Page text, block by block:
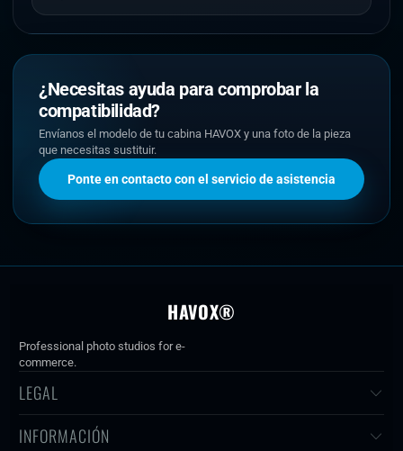
¿Necesitas ayuda para comprobar la
compatibilidad?
Envíanos el modelo de tu cabina HAVOX y una foto de la pieza
que necesitas sustituir.
Ponte en contacto con el servicio de asistencia
HAVOX®
Professional photo studios for e-
commerce.
LEGAL
INFORMACIÓN